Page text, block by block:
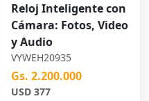
Reloj Inteligente con
Cámara: Fotos, Video
y Audio
VYWEH20935
Gs. 2.200.000
USD 377